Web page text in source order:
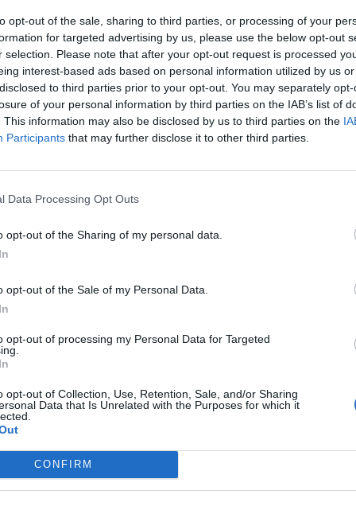
opt-out of the sale, sharing to third parties, or processing of your
for targeted advertising by us, please use the below opt-out
selection. Please note that after your opt-out request is processed
interest-based ads based on personal information utilized by us
to third parties prior to your opt-out. You may separately
of your personal information by third parties on the IAB’s list of
This information may also be disclosed by us to third parties on the
Participants that may further disclose it to other third parties.
Data Processing Opt Outs
opt-out of the Sharing of my personal data.
opt-out of the Sale of my Personal Data.
opt-out of processing my Personal Data for Targeted
opt-out of Collection, Use, Retention, Sale, and/or Sharing
Data that Is Unrelated with the Purposes for which it
CONFIRM
LAMPA: kurš
gudrāks – mamma vai
"Plaukstu ekzēma": saruna ar
dermatoloģi Lāsmu
15.06.2023
vecākiem
19:44
ginekoloģe Vija Veisa